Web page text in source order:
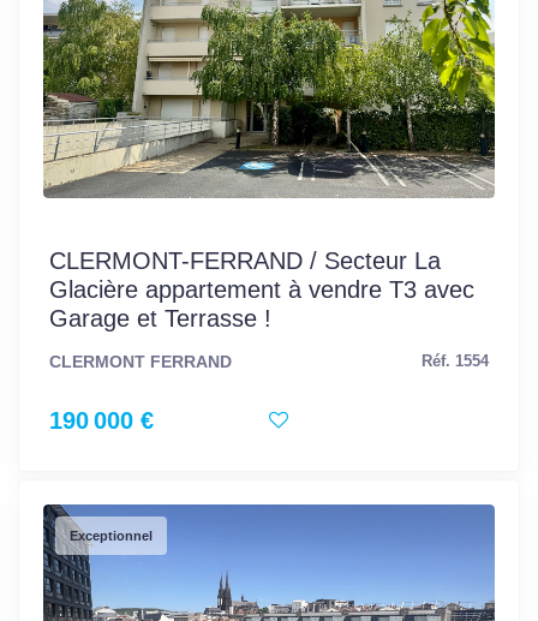
CLERMONT-FERRAND / Secteur La
Glacière appartement à vendre T3 avec
Garage et Terrasse !
CLERMONT FERRAND Réf. 1554
190 000 €
Exceptionnel